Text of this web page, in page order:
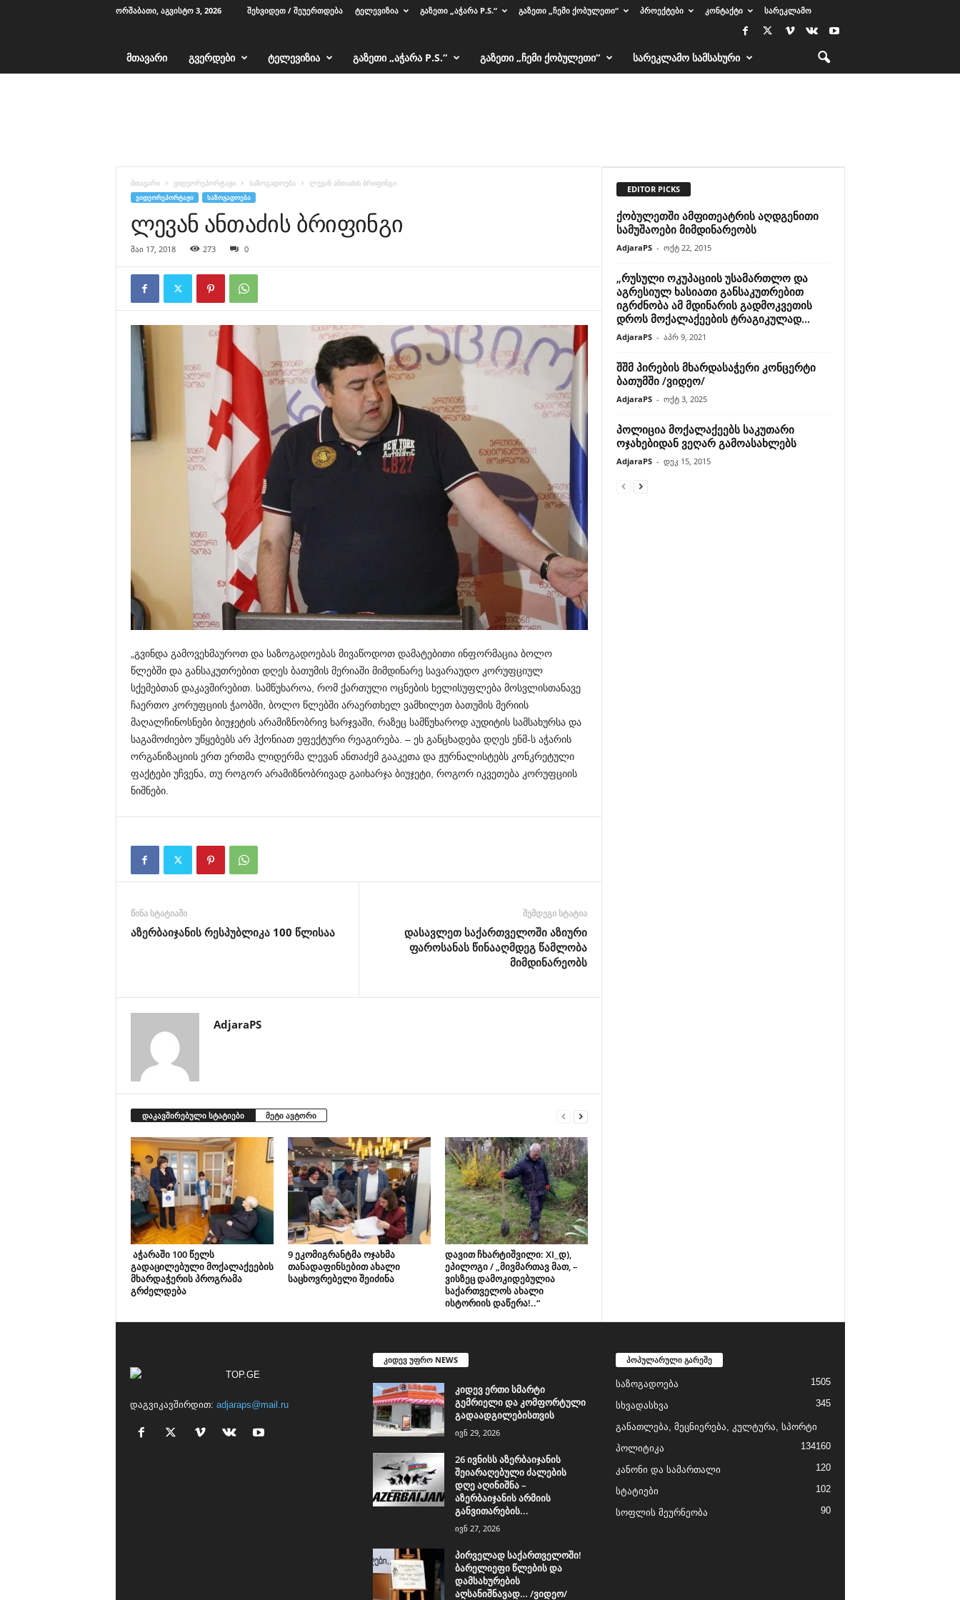
ᲝᲠᲨᲐᲑᲐᲗᲘ, ᲐᲒᲕᲘᲡᲢᲝ 3, 2026 ᲨᲔᲮᲕᲘᲓᲔᲗ / ᲨᲔᲣᲔᲠᲗᲓᲔᲑᲐ ᲢᲔᲚᲔᲕᲘᲖᲘᲐ ᲒᲐᲖᲔᲗᲘ „ᲐᲭᲐᲠᲐ P.S.“ ᲒᲐᲖᲔᲗᲘ „ᲩᲔᲛᲘ ᲥᲝᲑᲣᲚᲔᲗᲘ“ ᲞᲠᲝᲔᲥᲢᲔᲑᲘ ᲙᲝᲜᲢᲐᲥᲢᲘ ᲡᲐᲠᲔᲙᲚᲐᲛᲝ
ᲛᲗᲐᲕᲐᲠᲘ ᲒᲕᲔᲠᲓᲔᲑᲘ ᲢᲔᲚᲔᲕᲘᲖᲘᲐ ᲒᲐᲖᲔᲗᲘ „ᲐᲭᲐᲠᲐ P.S.“ ᲒᲐᲖᲔᲗᲘ „ᲩᲔᲛᲘ ᲥᲝᲑᲣᲚᲔᲗᲘ“ ᲡᲐᲠᲔᲙᲚᲐᲛᲝ ᲡᲐᲛᲡᲐᲮᲣᲠᲘ
მთავარი ვიდეორეპორტაჟი საზოგადოება ლევან ანთაძის ბრიფინგი
ᲕᲘᲓᲔᲝᲠᲔᲞᲝᲠᲢᲐᲟᲘ ᲡᲐᲖᲝᲒᲐᲓᲝᲔᲑᲐ
ლევან ანთაძის ბრიფინგი
მაი 17, 2018 273 0
„გვინდა გამოვეხმაუროთ და საზოგადოებას მივაწოდოთ დამატებითი ინფორმაცია ბოლო
წლებში და განსაკუთრებით დღეს ბათუმის მერიაში მიმდინარე სავარაუდო კორუფციულ
სქემებთან დაკავშირებით. სამწუხაროა, რომ ქართული ოცნების ხელისუფლება მოსვლისთანავე
ჩაერთო კორუფციის ჭაობში, ბოლო წლებში არაერთხელ ვამხილეთ ბათუმის მერიის
მაღალჩინოსნები ბიუჯეტის არამიზნობრივ ხარჯვაში, რაზეც სამწუხაროდ აუდიტის სამსახურსა და
საგამოძიებო უწყებებს არ ჰქონიათ ეფექტური რეაგირება. – ეს განცხადება დღეს ენმ-ს აჭარის
ორგანიზაციის ერთ ერთმა ლიდერმა ლევან ანთაძემ გააკეთა და ჟურნალისტებს კონკრეტული
ფაქტები უჩვენა, თუ როგორ არამიზნობრივად გაიხარჯა ბიუჯეტი, როგორ იკვეთება კორუფციის
ნიშნები.
წინა სტატიაში
აზერბაიჯანის რესპუბლიკა 100 წლისაა
შემდეგი სტატია
დასავლეთ საქართველოში აზიური
ფაროსანას წინააღმდეგ წამლობა
მიმდინარეობს
AdjaraPS
დაკავშირებული სტატიები მეტი ავტორი
აჭარაში 100 წელს
გადაცილებული მოქალაქეების
მხარდაჭერის პროგრამა
გრძელდება
9 ეკომიგრანტმა ოჯახმა
თანადაფინსებით ახალი
საცხოვრებელი შეიძინა
დავით ჩხარტიშვილი: XI_დ),
ეპილოგი / „მივმართავ მათ, –
ვისზეც დამოკიდებულია
საქართველოს ახალი
ისტორიის დაწერა!..“
EDITOR PICKS
ქობულეთში ამფითეატრის აღდგენითი
სამუშაოები მიმდინარეობს
AdjaraPS - ოქტ 22, 2015
„რუსული ოკუპაციის უსამართლო და
აგრესიულ ხასიათი განსაკუთრებით
იგრძნობა ამ მდინარის გადმოკვეთის
დროს მოქალაქეების ტრაგიკულად...
AdjaraPS - აპრ 9, 2021
შშმ პირების მხარდასაჭერი კონცერტი
ბათუმში /ვიდეო/
AdjaraPS - ოქტ 3, 2025
პოლიცია მოქალაქეებს საკუთარი
ოჯახებიდან ვეღარ გამოასახლებს
AdjaraPS - დეკ 15, 2015
დაგვიკავშირდით: adjaraps@mail.ru
კიდევ უფრო NEWS
კიდევ ერთი სმარტი
გემრიელი და კომფორტული
გადაადგილებისთვის
ივნ 29, 2026
26 ივნისს აზერბაიჯანის
შეიარაღებული ძალების
დღე აღინიშნა –
აზერბაიჯანის არმიის
განვითარების...
ივნ 27, 2026
პირველად საქართველოში!
ბარელიეფი წლების და
დამსახურების
აღსანიშნავად… /ვიდეო/
პოპულარული გარეშე
საზოგადოება 1505
სხვადასხვა 345
განათლება, მეცნიერება, კულტურა, სპორტი
160
პოლიტიკა 134
კანონი და სამართალი 120
სტატიები 102
სოფლის მეურნეობა 90